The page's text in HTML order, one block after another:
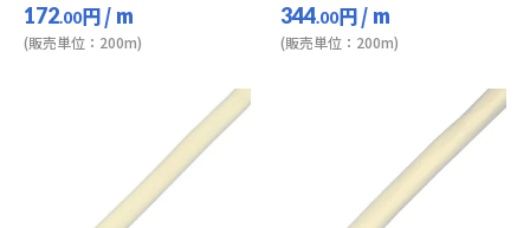
172.00円/ m
(販売単位：200m)
344.00円/ m
(販売単位：200m)